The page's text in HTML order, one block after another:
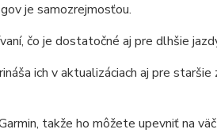
je samozrejmosťou.
čo je dostatočné aj pre dlhšie
ich v aktualizáciach aj pre staršie
takže ho môžete upevniť na